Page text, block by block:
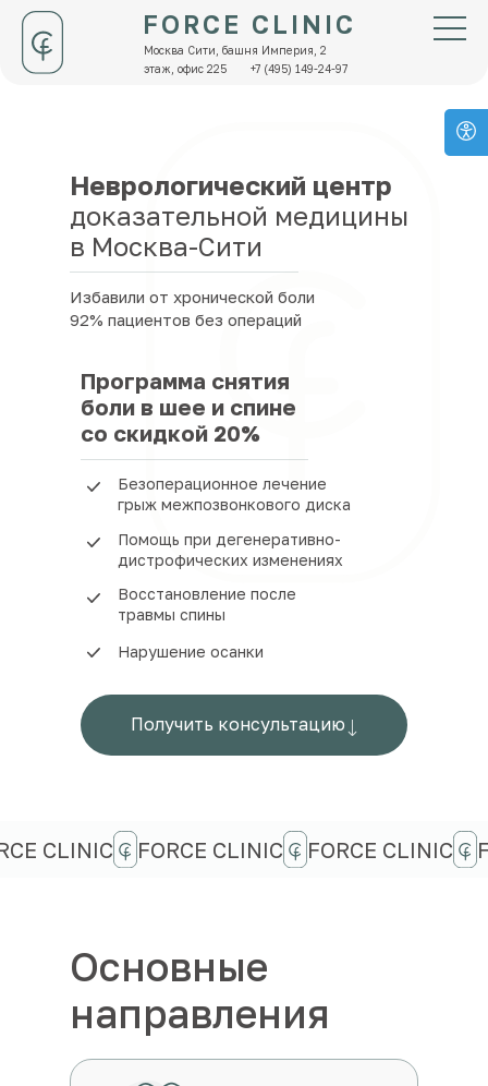
Москва Сити, башня Империя, 2
этаж, офис 225
+7 (495) 149-24-97
FORCE CLINIC
Неврологический центр
доказательной медицины
в Москва-Сити
Избавили от хронической боли
92% пациентов без операций
Программа снятия
боли в шее и спине
со скидкой 20%
Получить консультацию
Безоперационное лечение
грыж межпозвонкового диска
Помощь при дегенеративно-
дистрофических изменениях
Восстановление после
травмы спины
Нарушение осанки
CLINIC FORCE CLINIC FORCE CLINIC
Основные
направления